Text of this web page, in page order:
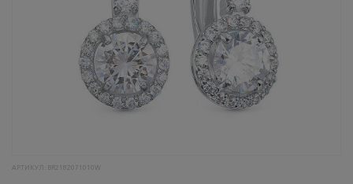
АРТИКУЛ: BR2182071010W